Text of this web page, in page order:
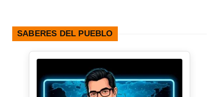
SABERES DEL PUEBLO